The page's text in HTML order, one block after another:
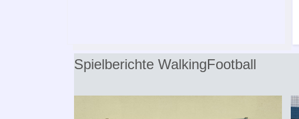
Spielberichte WalkingFootball